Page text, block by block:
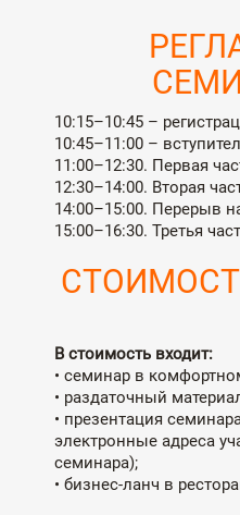
10:15–10:45 –
10:45–11:00 –
11:00–12:30. Первая
12:30–14:00. Вторая
14:00–15:00. Перерыв
15:00–16:30. Третья
В стоимость входит:
• семинар в
• раздаточный
• презентация
электронные адреса
семинара);
• бизнес-ланч в